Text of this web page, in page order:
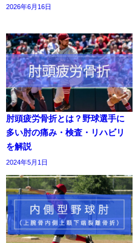
2026年6月16日
肘頭疲労骨折とは？野球選手に
多い肘の痛み・検査・リハビリ
を解説
2024年5月1日